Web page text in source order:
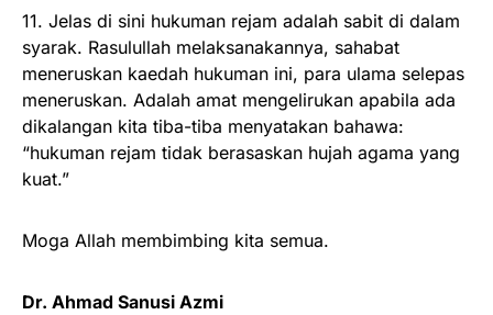
11. Jelas di sini hukuman rejam adalah sabit di dalam
syarak. Rasulullah melaksanakannya, sahabat
meneruskan kaedah hukuman ini, para ulama selepas
meneruskan. Adalah amat mengelirukan apabila ada
dikalangan kita tiba-tiba menyatakan bahawa:
“hukuman rejam tidak berasaskan hujah agama yang
kuat.”
Moga Allah membimbing kita semua.
Dr. Ahmad Sanusi Azmi